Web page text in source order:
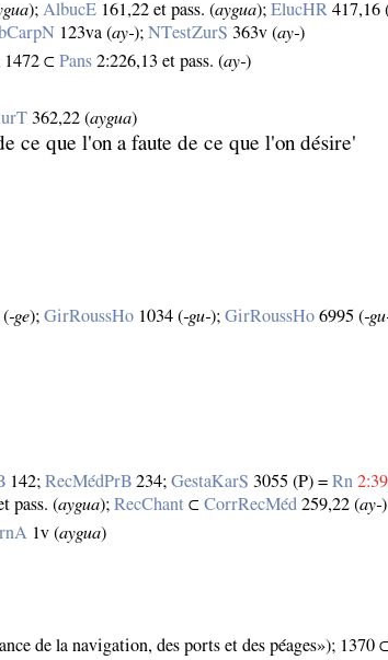
);AlbucE 161,22 et pass. (aygua);ElucHR 417,16
123va (ay‑);NTestZurS 363v (ay‑)
1472 ⊂Pans 2:226,13 et pass. (ay‑)
362,22 (aygua)
ce que l'on a faute de ce que l'on désire'
(‑ge);GirRoussHo 1034 (‑gu‑);GirRoussHo 6995 (
142;RecMédPrB 234;GestaKarS 3055 (P) =Rn
pass. (aygua);RecChant ⊂CorrRecMéd 259,22 (ay‑)
1v (aygua)
de la navigation, des ports et des péages»); 1370